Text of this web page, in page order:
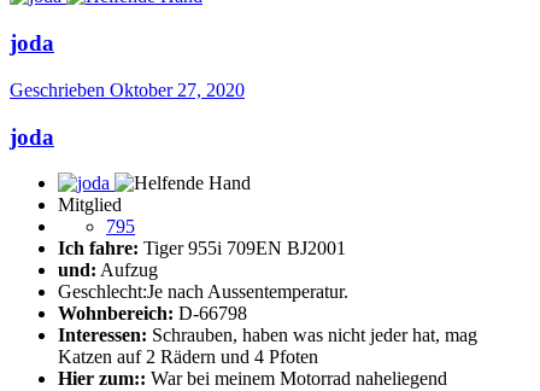
joda
Geschrieben Oktober 27, 2020
joda
Mitglied
795
Ich fahre: Tiger 955i 709EN BJ2001
und: Aufzug
Geschlecht:Je nach Aussentemperatur.
Wohnbereich: D-66798
Interessen: Schrauben, haben was nicht jeder hat, mag
Katzen auf 2 Rädern und 4 Pfoten
Hier zum:: War bei meinem Motorrad naheliegend